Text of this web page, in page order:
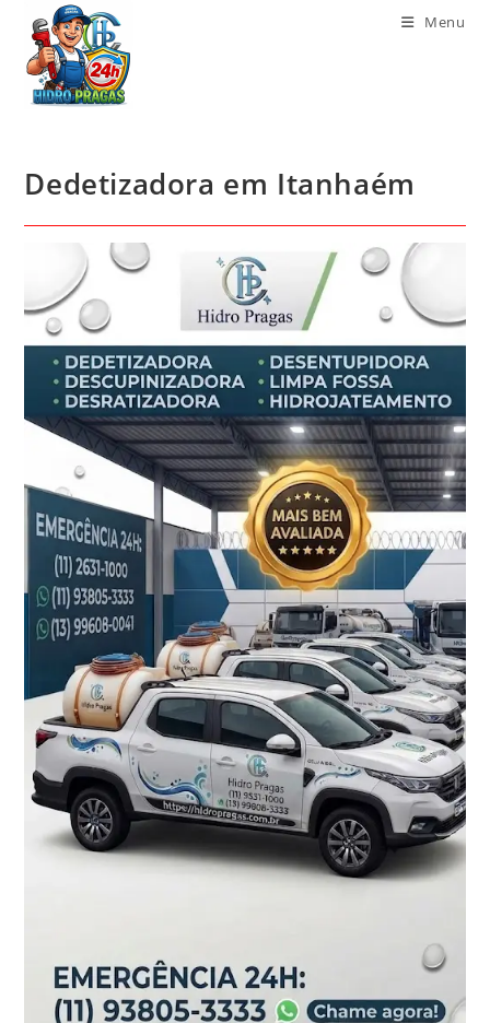
Menu
Dedetizadora em Itanhaém